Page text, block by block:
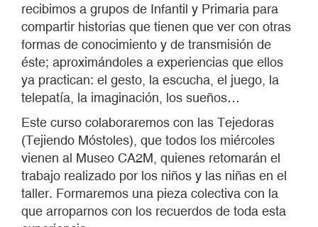
recibimos a grupos de Infantil y Primaria para
compartir historias que tienen que ver con otras
formas de conocimiento y de transmisión de
éste; aproximándoles a experiencias que ellos
ya practican: el gesto, la escucha, el juego, la
telepatía, la imaginación, los sueños…
Este curso colaboraremos con las Tejedoras
(Tejiendo Móstoles), que todos los miércoles
vienen al Museo CA2M, quienes retomarán el
trabajo realizado por los niños y las niñas en el
taller. Formaremos una pieza colectiva con la
que arroparnos con los recuerdos de toda esta